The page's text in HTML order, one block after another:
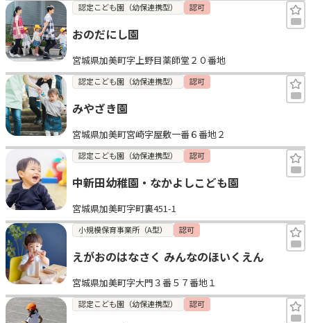
エンクルの特徴と活用方法
コラム
お知らせ
認定こども園（幼保連携型） 認可
おのだにし園
宮城県加美町字上野目薬師堂２０番地
認定こども園（幼保連携型） 認可
みやざき園
宮城県加美町宮崎字屋敷一番６番地２
認定こども園（幼保連携型） 認可
中新田幼稚園・なかよしこども園
宮城県加美町字町裏451-1
小規模保育事業所（A型） 認可
えがおのはなさく みんなのほいくえん
宮城県加美町字大門３番５７番地１
認定こども園（幼保連携型） 認可